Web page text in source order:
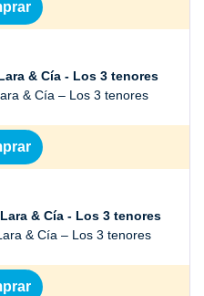
& Cía - Los 3 tenores
& Cía – Los 3 tenores
& Cía - Los 3 tenores
& Cía – Los 3 tenores